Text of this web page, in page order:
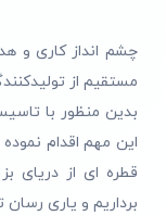
چشم انداز کاری و
مستقیم از
بدین منظور با
این مهم اقدام نموده
قطره ای از دریای
برداریم و یاری